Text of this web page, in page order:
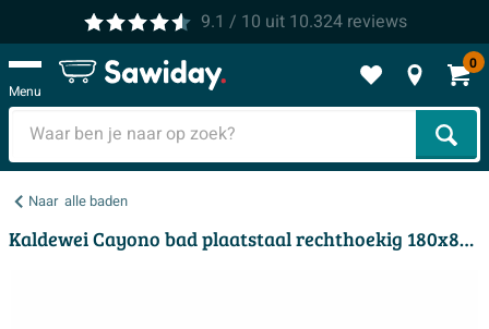
9.1 / 10 uit 10.324reviews
Menu
0
Naar alle baden
Kaldewei Cayono bad plaatstaal rechthoekig 180x80x41cm wit